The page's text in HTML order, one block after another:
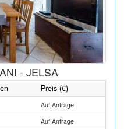
- JELSA
Preis (€)
Auf Anfrage
Auf Anfrage